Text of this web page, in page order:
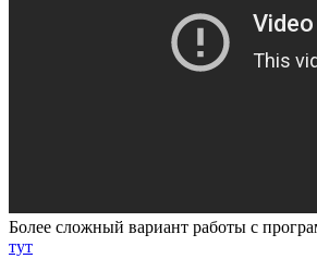
Более сложный вариант работы с
тут